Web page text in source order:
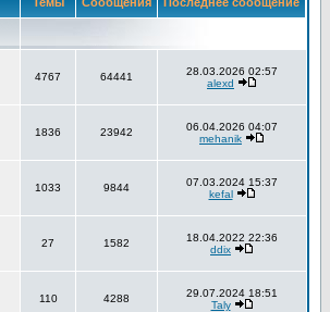
4767 64441
28.03.2026 02:57
alexd
1836 23942
06.04.2026 04:07
mehanik
1033 9844
07.03.2024 15:37
kefal
27 1582
18.04.2022 22:36
ddix
110 4288
29.07.2024 18:51
Taly